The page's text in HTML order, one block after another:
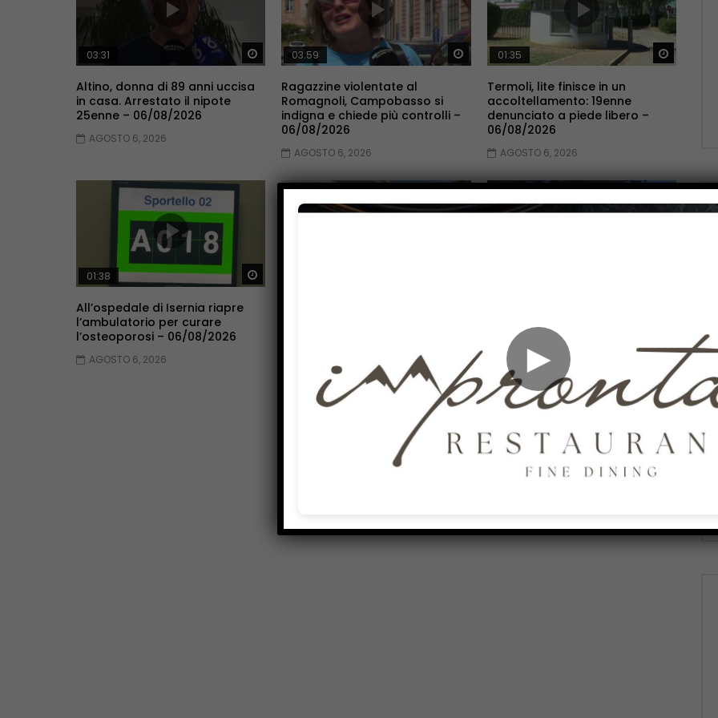
Guarda Dopo
03:31
Altino, donna di 89 anni uccisa
in casa. Arrestato il nipote
25enne – 06/08/2026
AGOSTO 6, 2026
Guarda Dopo
03:59
Ragazzine violentate al
Romagnoli, Campobasso si
indigna e chiede più controlli –
06/08/2026
AGOSTO 6, 2026
Guarda
01:35
Termoli, lite finisce in un
accoltellamento: 19enne
denunciato a piede libero –
06/08/2026
AGOSTO 6, 2026
01:38
All’ospedale di Isernia riapre
l’ambulatorio per curare
l’osteoporosi – 06/08/2026
AGOSTO 6, 2026
Generale – 06/08/2026
AGOSTO 6, 2026
►